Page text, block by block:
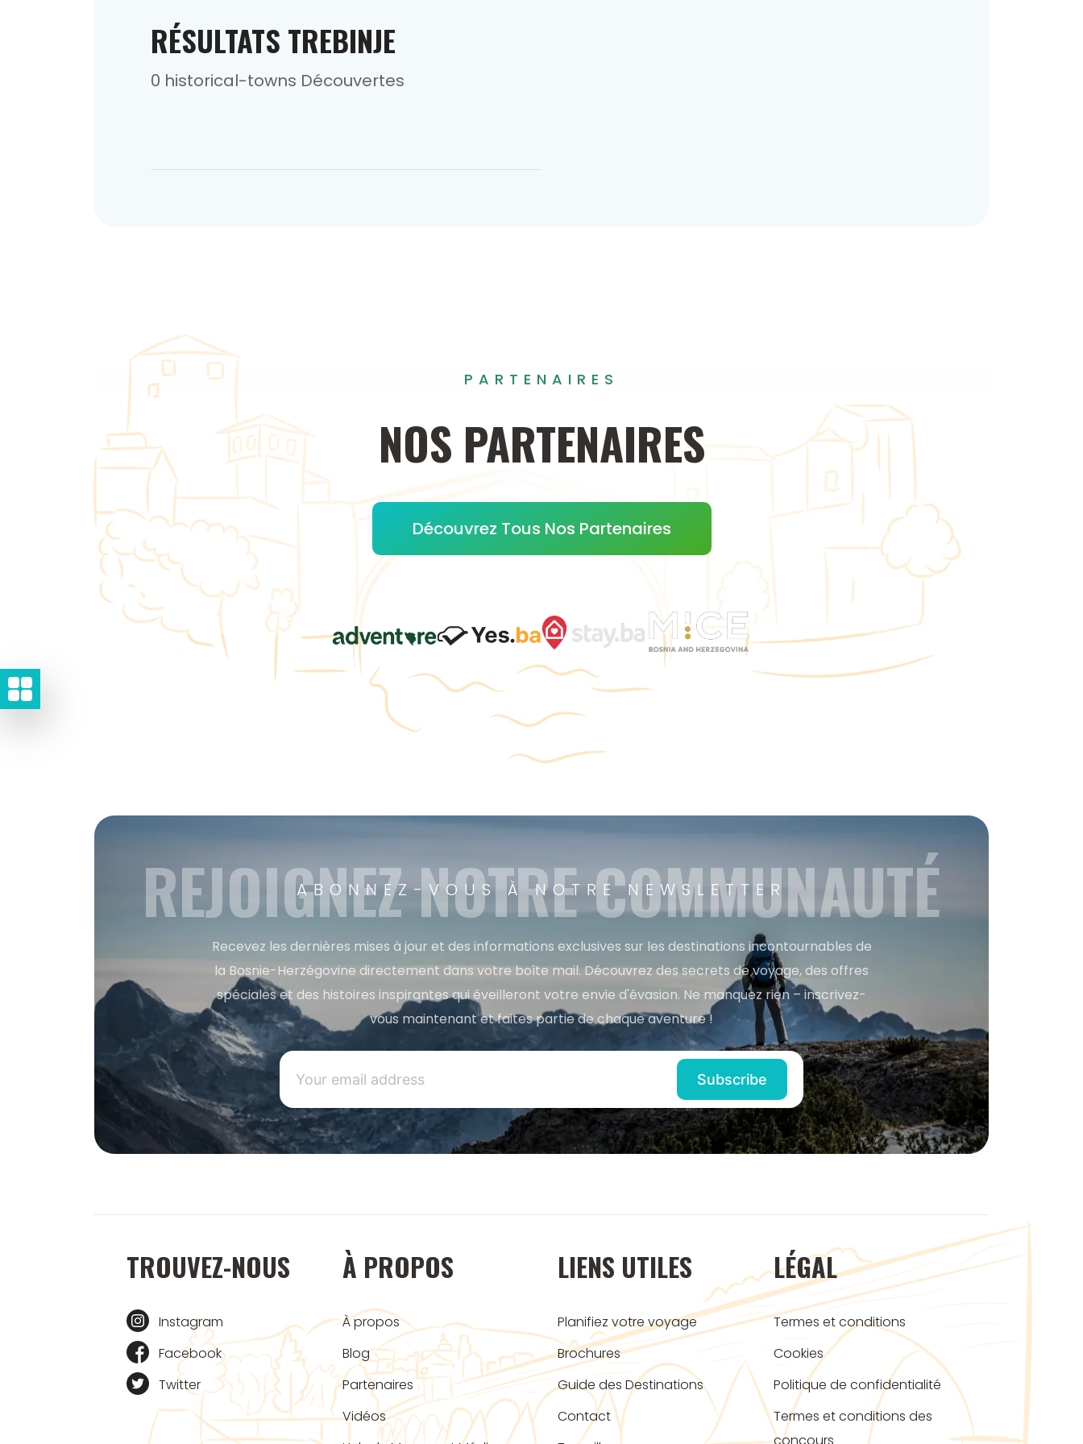
RÉSULTATS TREBINJE
0 historical-towns Découvertes
PARTENAIRES
NOS PARTENAIRES
Découvrez Tous Nos Partenaires
ABONNEZ-VOUS À NOTRE NEWSLETTER
REJOIGNEZ NOTRE COMMUNAUTÉ
Recevez les dernières mises à jour et des informations exclusives sur les destinations incontournables de
la Bosnie-Herzégovine directement dans votre boîte mail. Découvrez des secrets de voyage, des offres
spéciales et des histoires inspirantes qui éveilleront votre envie d'évasion. Ne manquez rien – inscrivez-
vous maintenant et faites partie de chaque aventure !
TROUVEZ-NOUS
Instagram
Facebook
Twitter
À PROPOS
À propos
Blog
Partenaires
Vidéos
LIENS UTILES
Planifiez votre voyage
Brochures
Guide des Destinations
Contact
LÉGAL
Termes et conditions
Cookies
Politique de confidentialité
Termes et conditions des
concours